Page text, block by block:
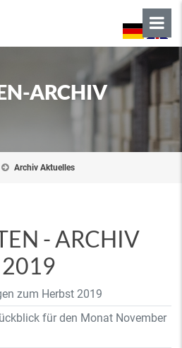
ARCHIV
Archiv Aktuelles
- ARCHIV
2019
zum Herbst 2019
für den Monat November